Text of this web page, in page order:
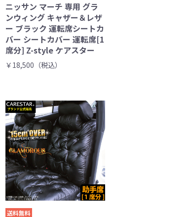
ニッサン マーチ 専用 グラ
ンウィング キャザー＆レザ
ー ブラック 運転席シートカ
バー シートカバー 運転席[1
席分] Z-style ケアスター
￥18,500（税込）
送料無料